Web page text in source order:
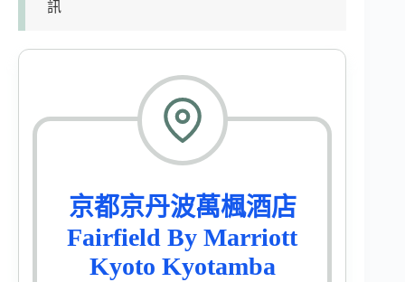
訊
京都京丹波萬楓酒店
Fairfield By Marriott
Kyoto Kyotamba